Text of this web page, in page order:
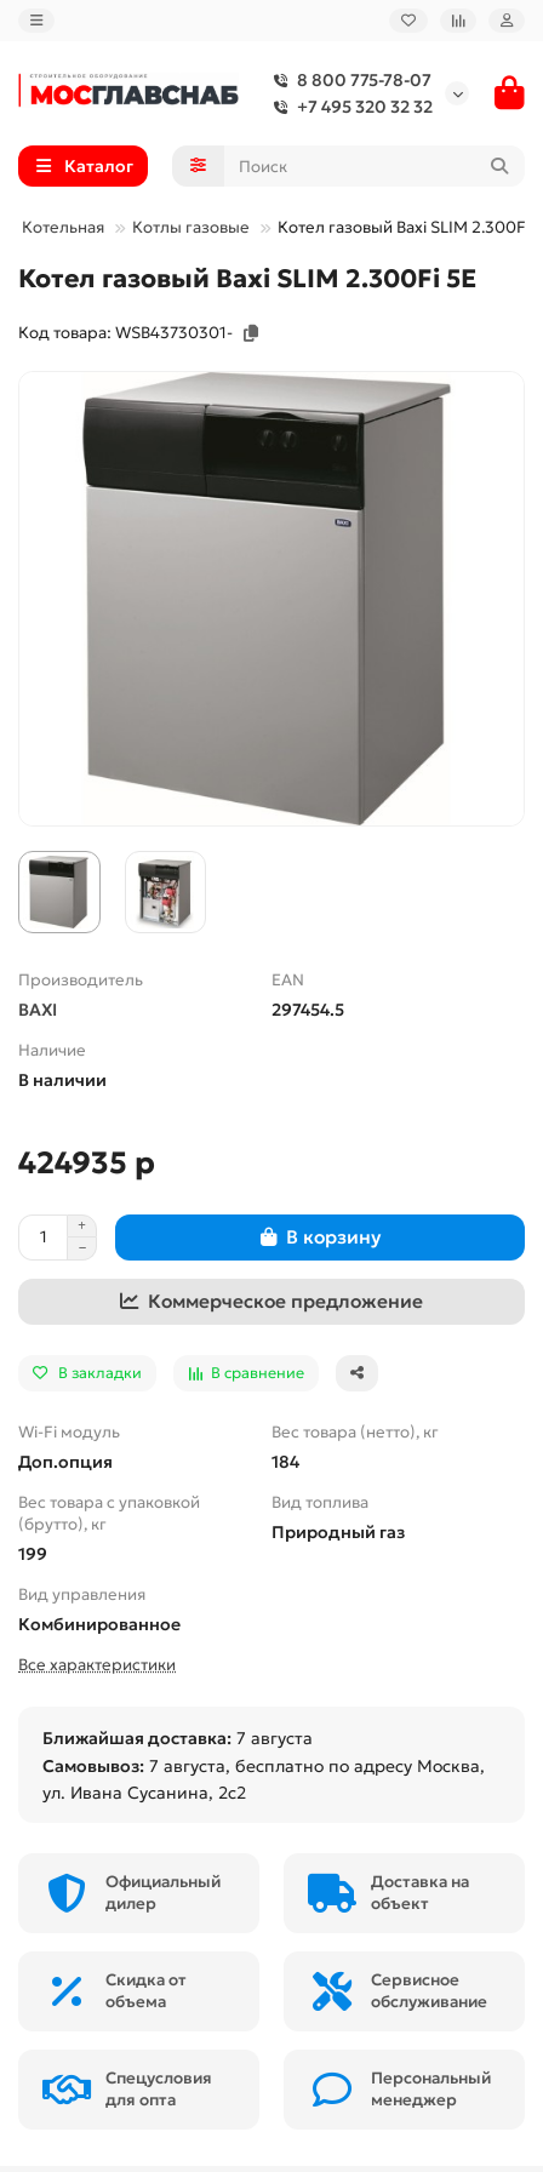
8 800 775-78-07
+7 495 320 32 32
Каталог
Котельная Котлы газовые Котел газовый Baxi SLIM 2.300Fi
Котел газовый Baxi SLIM 2.300Fi 5E
Код товара: WSB43730301-
Производитель
BAXI
EAN
297454.5
Наличие
В наличии
424935 р
В корзину
Коммерческое предложение
В закладки В сравнение
Wi-Fi модуль
Доп.опция
Вес товара (нетто), кг
184
Вес товара с упаковкой
(брутто), кг
199
Вид топлива
Природный газ
Вид управления
Комбинированное
Все характеристики
Ближайшая доставка: 7 августа
Самовывоз: 7 августа, бесплатно по адресу Москва,
ул. Ивана Сусанина, 2с2
Официальный
дилер
Доставка на
объект
Скидка от
объема
Сервисное
обслуживание
Спецусловия
для опта
Персональный
менеджер